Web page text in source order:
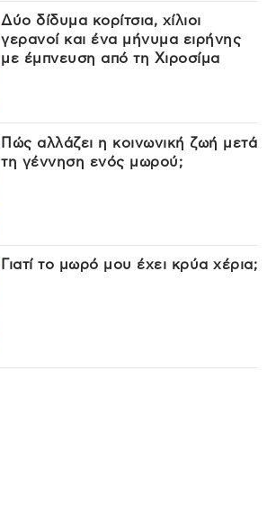
Δύο δίδυμα κορίτσια, χίλιοι
γερανοί και ένα μήνυμα ειρήνης
με έμπνευση από τη Χιροσίμα
Πώς αλλάζει η κοινωνική ζωή μετά
τη γέννηση ενός μωρού;
Γιατί το μωρό μου έχει κρύα χέρια;